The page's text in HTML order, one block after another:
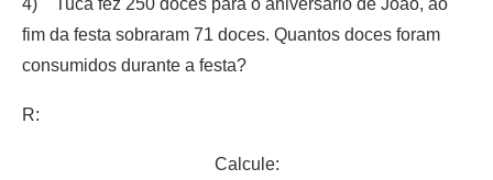
fim da festa sobraram 71 doces. Quantos doces foram
consumidos durante a festa?
R:
Calcule: